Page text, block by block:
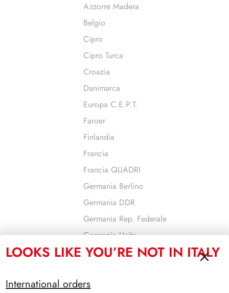
Azzorre Madera
Belgio
Cipro
Cipro Turca
Croazia
Danimarca
Europa C.E.P.T.
Faroer
Finlandia
Francia
Francia QUADRI
Germania Berlino
Germania DDR
Germania Rep. Federale
Germania Unita
Gibilterra
Grecia
LOOKS LIKE YOU’RE NOT IN ITALY
International orders